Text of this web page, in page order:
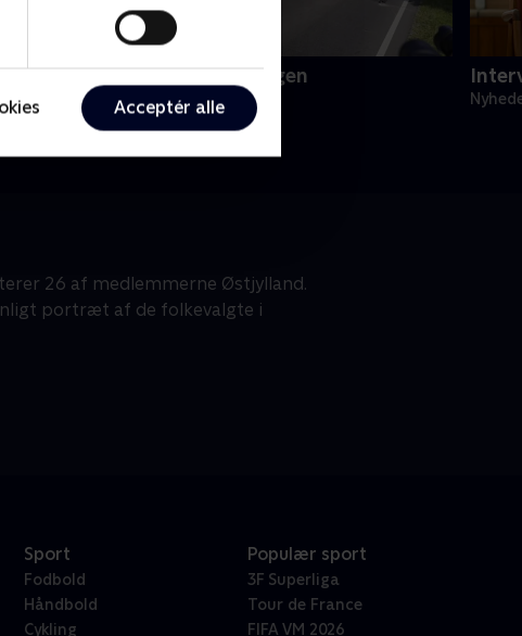
Acceptér alle
Dronningen og genforeningen
Nyheder
26 af medlemmerne Østjylland.
portræt af de folkevalgte i
Sport
Fodbold
Håndbold
Cykling
Populær sport
3F Superliga
Tour de France
FIFA VM 2026